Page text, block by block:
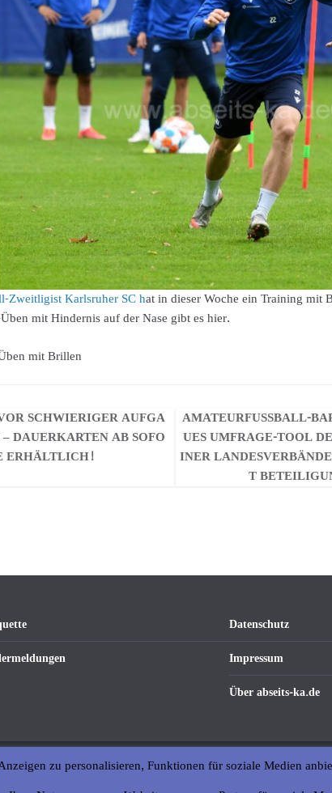
Zweitligist Karlsruher SC hat in dieser Woche ein Training mit
mit Hindernis auf der Nase gibt es hier.
mit Brillen
SCHWIERIGER AUFGA
DAUERKARTEN AB SOFO
ERHÄLTLICH!
AMATEURFUSSBALL-
ES UMFRAGE-TOOL
NER
Datenschutz
Impressum
Über abseits-ka.de
rights reserved.
zu personalisieren, Funktionen für soziale Medien